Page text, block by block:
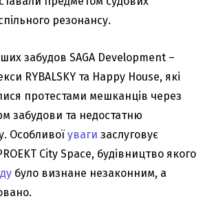
резонансу.
забудов SAGA Development –
RYBALSKY та Happy House, які
протестами мешканців через
забудови та недостатню
Особливої уваги заслуговує
City Space, будівництво якого
було визнане незаконним, а